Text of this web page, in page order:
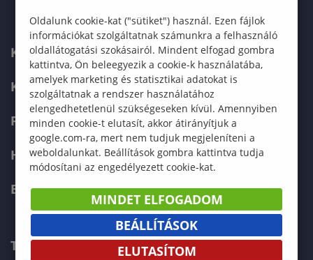
KARUNK
KÉPZÉSEK
FELVÉTELIZŐKNEK
HALLGATÓKNAK
ERASMUS+
TELEFONKÖNYV
Oldalunk cookie-kat ("sütiket") használ. Ezen fájlok
információkat szolgáltatnak számunkra a felhasználó
oldallátogatási szokásairól. Mindent elfogad gombra
kattintva, Ön beleegyezik a cookie-k használatába,
amelyek marketing és statisztikai adatokat is
szolgáltatnak a rendszer használatához
elengedhetetlenül szükségeseken kívül. Amennyiben
minden cookie-t elutasít, akkor átirányítjuk a
google.com-ra, mert nem tudjuk megjeleníteni a
weboldalunkat. Beállítások gombra kattintva tudja
módosítani az engedélyezett cookie-kat.
MINDET ELFOGADOM
BEÁLLÍTÁSOK
ELUTASÍTOM